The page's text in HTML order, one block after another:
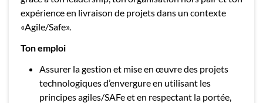
expérience en livraison de projets dans un contexte
«Agile/Safe».
Ton emploi
Assurer la gestion et mise en œuvre des projets
technologiques d’envergure en utilisant les
principes agiles/SAFe et en respectant la portée,